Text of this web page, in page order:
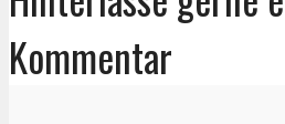
Kommentar